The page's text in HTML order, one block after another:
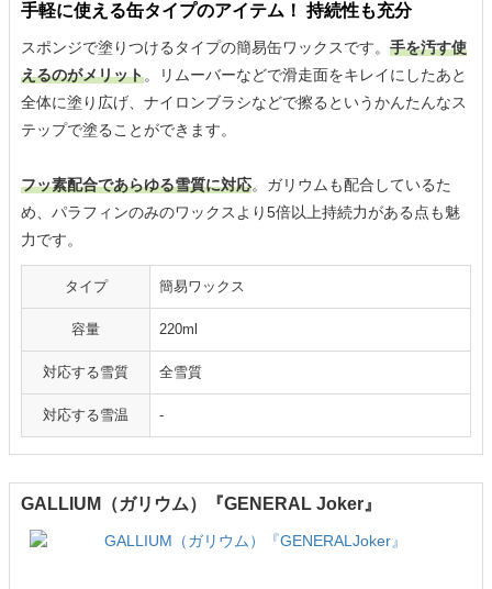
手軽に使える缶タイプのアイテム！ 持続性も充分
スポンジで塗りつけるタイプの簡易缶ワックスです。 手を汚す使
えるのがメリット。リムーバーなどで滑走面をキレイにしたあと
全体に塗り広げ、ナイロンブラシなどで擦るというかんたんなス
テップで塗ることができます。
フッ素配合であらゆる雪質に対応。ガリウムも配合しているた
め、パラフィンのみのワックスより5倍以上持続力がある点も魅
力です。
タイプ 簡易ワックス
容量 220ml
対応する雪質 全雪質
対応する雪温 -
GALLIUM（ガリウム）『GENERAL Joker』